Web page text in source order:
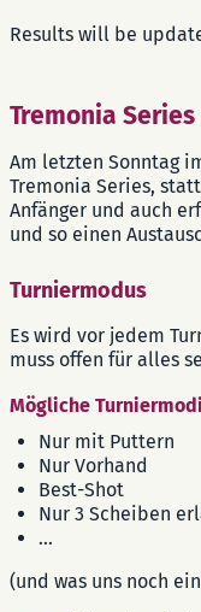
Results will be
Tremonia Series
Am letzten Sonntag
Tremonia Series,
Anfänger und auch
und so einen
Turniermodus
Es wird vor jedem
muss offen für alles
Mögliche
Nur mit Puttern
Nur Vorhand
Best-Shot
Nur 3 Scheiben
...
(und was uns noch